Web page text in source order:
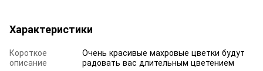
Характеристики
Короткое
описание
Очень красивые махровые цветки будут
радовать вас длительным цветением